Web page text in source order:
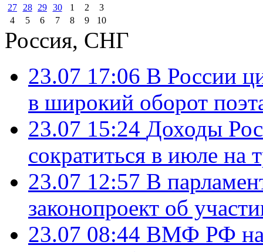
27
28 29 30 1 2
3
4
5 6 7 8 9 10
Россия, СНГ
23.07 17:06 В России
в широкий оборот
23.07 15:24 Доходы
сократиться в июле на
23.07 12:57 В
законопроект об
23.07 08:44 ВМФ РФ